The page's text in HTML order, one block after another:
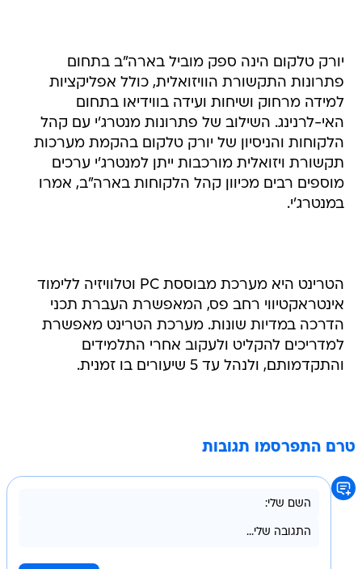
יורק טלקום הינה ספק מוביל בארה"ב בתחום
פתרונות התקשורת הוויזואלית, כולל אפליקציות
למידה מרחוק ושיחות ועידה בווידיאו בתחום
האי-לרנינג. השילוב של פתרונות מנטרג'י עם קהל
הלקוחות והניסיון של יורק טלקום בהקמת מערכות
תקשורת ויזואלית מורכבות ייתן למנטרג'י ערכים
מוספים רבים מכיוון קהל הלקוחות בארה"ב, אמרו
במנטרג'י.
הטרינט היא מערכת מבוססת PC וטלוויזיה ללימוד
אינטראקטיווי רחב פס, המאפשרת העברת תכני
הדרכה במדיות שונות. מערכת הטרינט מאפשרת
למדריכים להקליט ולעקוב אחרי התלמידים
והתקדמותם, ולנהל עד 5 שיעורים בו זמנית.
טרם התפרסמו תגובות